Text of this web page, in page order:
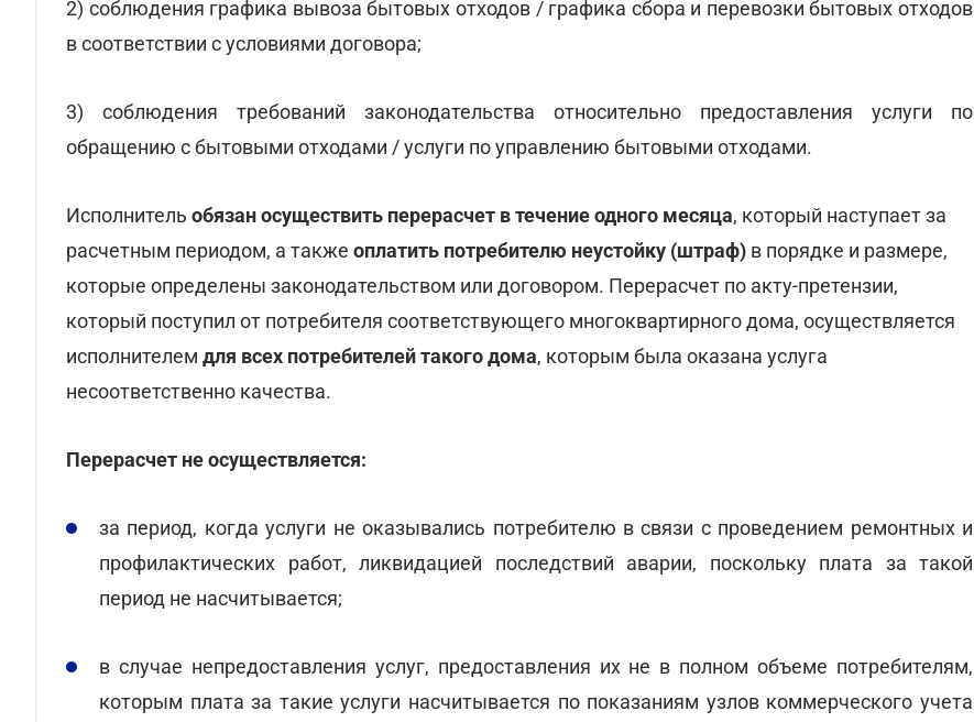
2) соблюдения графика вывоза бытовых отходов / графика сбора и перевозки бытовых отходов
в соответствии с условиями договора;
3) соблюдения требований законодательства относительно предоставления услуги по
обращению с бытовыми отходами / услуги по управлению бытовыми отходами.
Исполнитель обязан осуществить перерасчет в течение одного месяца, который наступает за
расчетным периодом, а также оплатить потребителю неустойку (штраф) в порядке и размере,
которые определены законодательством или договором. Перерасчет по акту-претензии,
который поступил от потребителя соответствующего многоквартирного дома, осуществляется
исполнителем для всех потребителей такого дома, которым была оказана услуга
несоответственно качества.
Перерасчет не осуществляется:
за период, когда услуги не оказывались потребителю в связи с проведением ремонтных и
профилактических работ, ликвидацией последствий аварии, поскольку плата за такой
период не насчитывается;
в случае непредоставления услуг, предоставления их не в полном объеме потребителям,
которым плата за такие услуги насчитывается по показаниям узлов коммерческого учета